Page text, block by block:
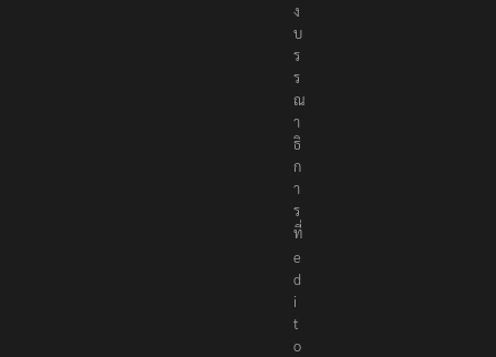
ง
บ
ร
ร
ณ
า
ธิ
ก
า
ร
ที่
e
d
i
t
o